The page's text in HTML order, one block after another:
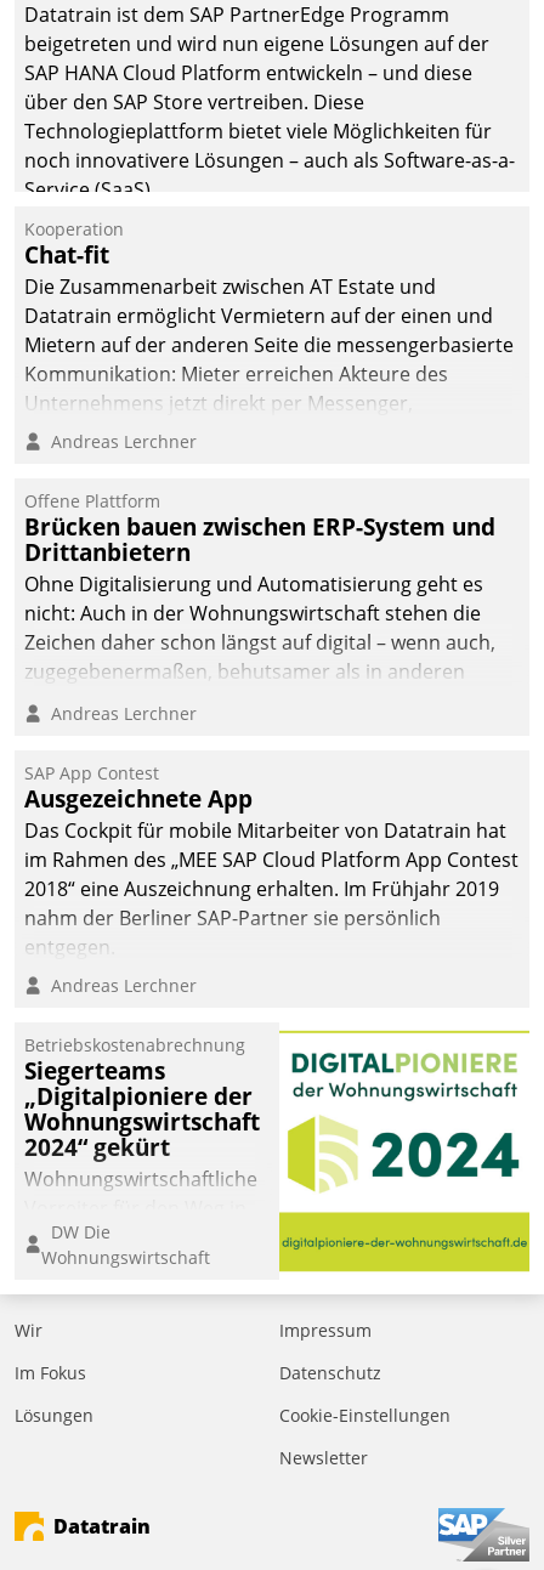
Datatrain ist dem SAP PartnerEdge Programm
beigetreten und wird nun eigene Lösungen auf der
SAP HANA Cloud Platform entwickeln – und diese
über den SAP Store vertreiben. Diese
Technologieplattform bietet viele Möglichkeiten für
noch innovativere Lösungen – auch als Software-as-a-
Service (SaaS).
Kooperation
Chat-fit
Die Zusammenarbeit zwischen AT Estate und
Datatrain ermöglicht Vermietern auf der einen und
Mietern auf der anderen Seite die messengerbasierte
Kommunikation: Mieter erreichen Akteure des
Unternehmens jetzt direkt per Messenger,
Mitarbeiter oder Dienstleister empfangen oder
Andreas Lerchner
Offene Plattform
Brücken bauen zwischen ERP-System und
Drittanbietern
Ohne Digitalisierung und Automatisierung geht es
nicht: Auch in der Wohnungswirtschaft stehen die
Zeichen daher schon längst auf digital – wenn auch,
zugegebenermaßen, behutsamer als in anderen
Branchen.
Andreas Lerchner
SAP App Contest
Ausgezeichnete App
Das Cockpit für mobile Mitarbeiter von Datatrain hat
im Rahmen des „MEE SAP Cloud Platform App Contest
2018“ eine Auszeichnung erhalten. Im Frühjahr 2019
nahm der Berliner SAP-Partner sie persönlich
entgegen.
Andreas Lerchner
Betriebskostenabrechnung
Siegerteams
„Digitalpioniere der
Wohnungswirtschaft
2024“ gekürt
Wohnungswirtschaftliche
eine digitale Zukunft zu
finden, ist das Ziel des
Awards „Digitalpioniere
der
Bewerben können sich
dafür ein Team
DW Die
Wohnungswirtschaft
Wir
Im Fokus
Lösungen
Impressum
Datenschutz
Cookie-Einstellungen
Newsletter
Datatrain